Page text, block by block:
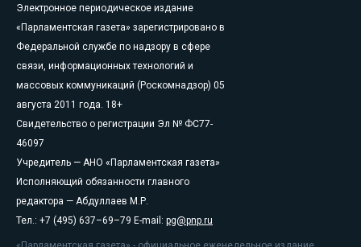
Электронное периодическое издание
«Парламентская газета» зарегистрировано в
Федеральной службе по надзору в сфере
связи, информационных технологий и
массовых коммуникаций (Роскомнадзор) 05
августа 2011 года. 18+
Свидетельство о регистрации Эл № ФС77-
46097
Учредитель — АНО «Парламентская газета»
Исполняющий обязанности главного
редактора — Абдуллаев М.Р.
Тел.: +7 (495) 637–69–79 E-mail: pg@pnp.ru